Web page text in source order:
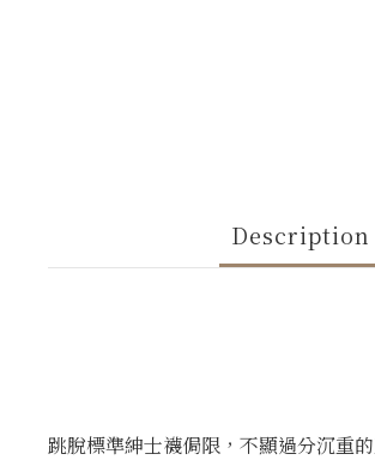
Description
跳脫標準紳士襪侷限，不顯過分沉重